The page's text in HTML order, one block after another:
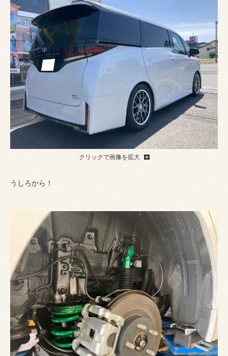
クリックで画像を拡大
うしろから！